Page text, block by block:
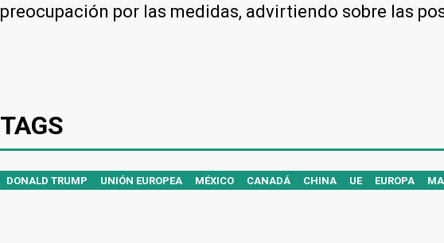
preocupación por las medidas, advirtiendo sobre las
TAGS
DONALD TRUMP UNIÓN EUROPEA MÉXICO CANADÁ CHINA UE EUROPA